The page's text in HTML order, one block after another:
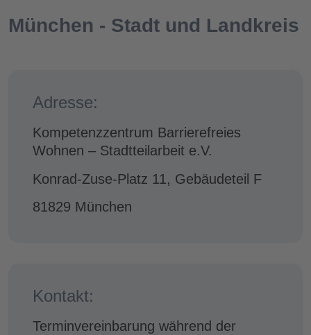
München - Stadt und Landkreis
Adresse:
Kompetenzzentrum Barrierefreies
Wohnen – Stadtteilarbeit e.V.
Konrad-Zuse-Platz 11, Gebäudeteil F
81829 München
Kontakt:
Terminvereinbarung während der